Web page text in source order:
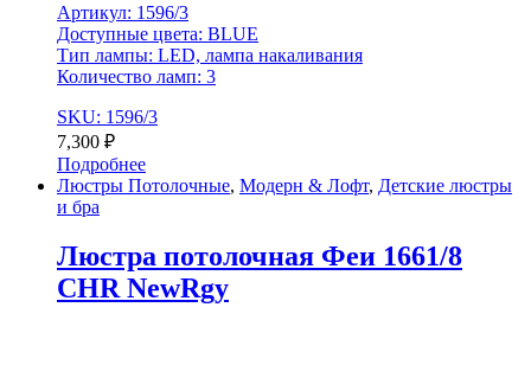
Артикул: 1596/3
Доступные цвета: BLUE
Тип лампы: LED, лампа накаливания
Количество ламп: 3
SKU: 1596/3
7,300 ₽
Подробнее
Люстры Потолочные, Модерн & Лофт, Детские люстры
и бра
Люстра потолочная Феи 1661/8
CHR NewRgy